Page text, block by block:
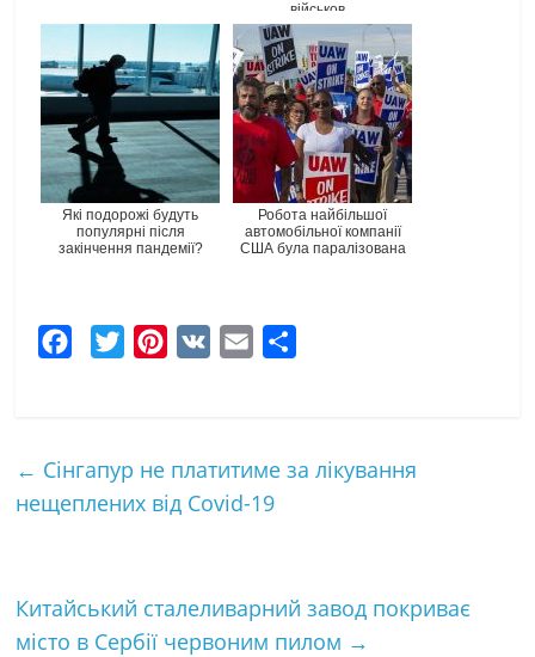
військов...
Які подорожі будуть
популярні після
закінчення пандемії?
Робота найбільшої
автомобільної компанії
США була паралізована
b
o
t
e
e
r
t
l
к
← Сінгапур не платитиме за лікування
нещеплених від Covid-19
Китайський сталеливарний завод покриває
місто в Сербії червоним пилом →